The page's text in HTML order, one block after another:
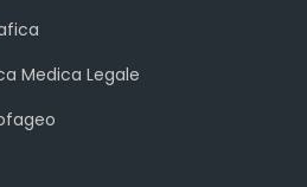
Medica Legale